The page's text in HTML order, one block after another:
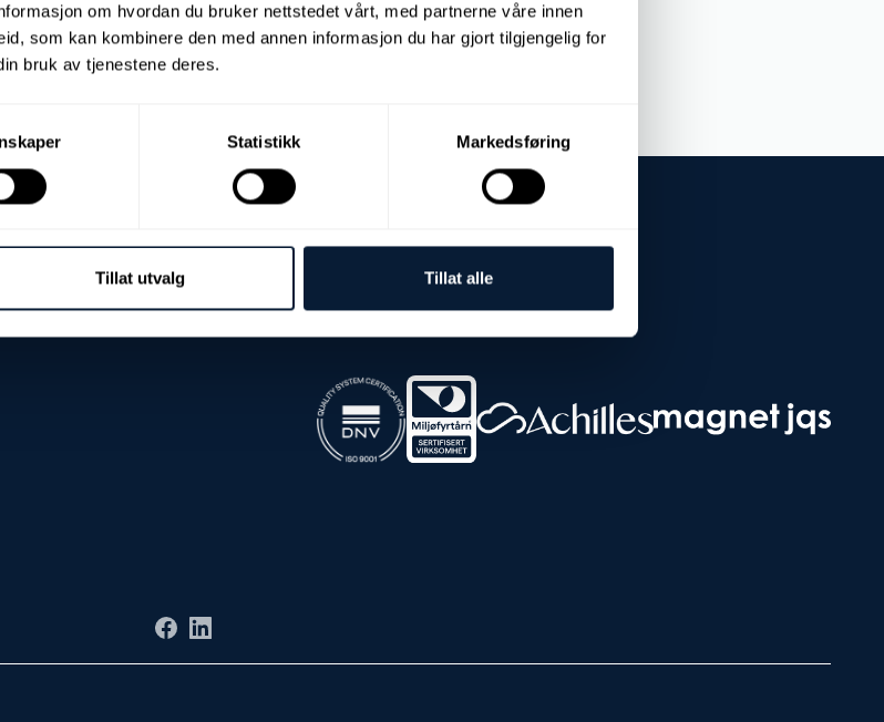
om hvordan du bruker nettstedet vårt, med partnerne våre innen
som kan kombinere den med annen informasjon du har gjort tilgjengelig for
bruk av tjenestene deres.
Statistikk Markedsføring
Tillat utvalg Tillat alle
FacebookLinkedIn